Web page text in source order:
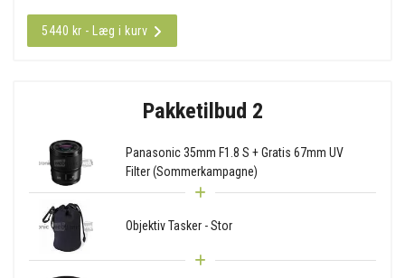
5440 kr - Læg i kurv
Pakketilbud 2
Panasonic 35mm F1.8 S + Gratis 67mm UV
Filter (Sommerkampagne)
Objektiv Tasker - Stor